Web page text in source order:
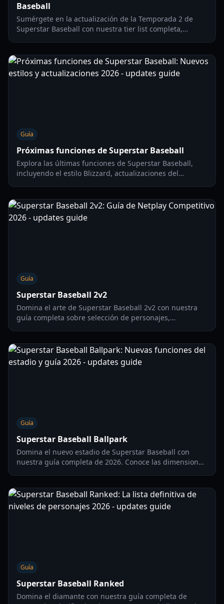
Baseball
Sumérgete en la actualización de la Temporada 2 de
Superstar Baseball con nuestra tier list completa,
Guía
Próximas funciones de Superstar Baseball
Explora las últimas funciones de Superstar Baseball,
incluyendo el estilo Blizzard, actualizaciones del
Guía
Superstar Baseball 2v2
Domina el arte de Superstar Baseball 2v2 con nuestra
guía completa sobre selección de personajes,
Guía
Superstar Baseball Ballpark
Domina el nuevo estadio de Superstar Baseball con
nuestra guía completa de 2026. Conoce las dimensiones
Guía
Superstar Baseball Ranked
Domina el diamante con nuestra guía completa de